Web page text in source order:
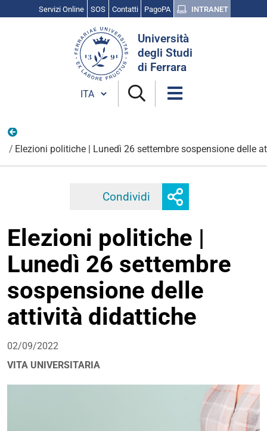
Servizi Online SOS Contatti PagoPA INTRANET
Università
degli Studi
di Ferrara
Cambia lingua
Elezioni politiche | Lunedì 26 settembre sospensione delle
Condividi Facebook
opzioni
di
condivisione
Elezioni politiche |
Lunedì 26 settembre
sospensione delle
attività didattiche
02/09/2022
VITA UNIVERSITARIA